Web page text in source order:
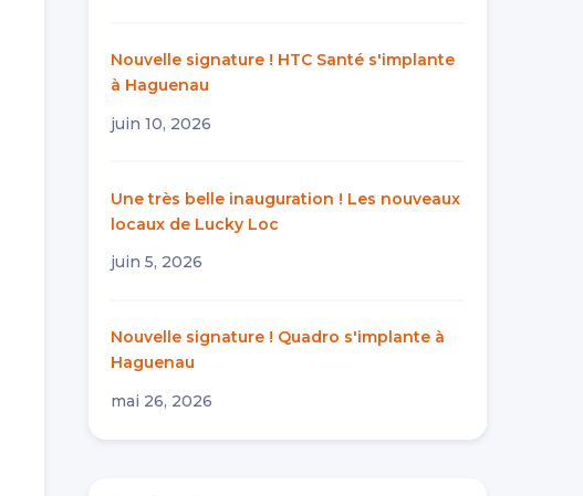
Nouvelle signature ! HTC Santé s'implante
à Haguenau
juin 10, 2026
Une très belle inauguration ! Les nouveaux
locaux de Lucky Loc
juin 5, 2026
Nouvelle signature ! Quadro s'implante à
Haguenau
mai 26, 2026